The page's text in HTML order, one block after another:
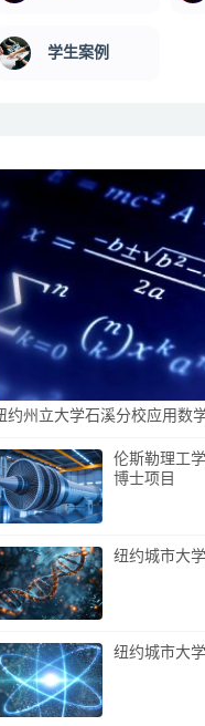
学生案例
约州立大学石溪分校应用数
伦斯勒理工
博士项目
纽约城市大
纽约城市大